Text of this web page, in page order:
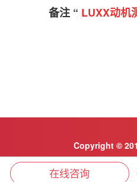
备注 “ LUXX动机
Copyright ©
京ICP备
在线咨询